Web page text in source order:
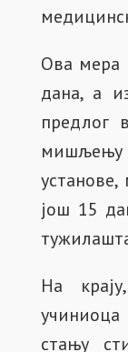
Ова мера
дана, а
предлог
мишљењу
још 15
На
стању